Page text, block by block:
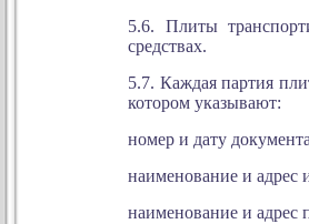
5.6. Плиты
средствах.
5.7. Каждая партия
котором указывают:
номер и дату
наименование и адрес
наименование и адрес